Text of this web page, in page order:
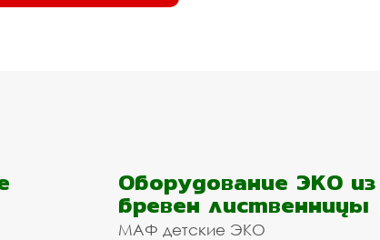
Оборудование ЭКО из
бревен лиственницы
МАФ детские ЭКО